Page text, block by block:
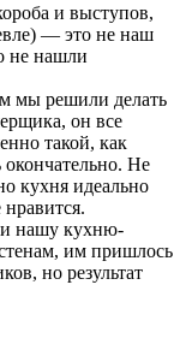
и выступов,
— это не наш
не нашли
мы решили делать
он все
такой, как
окончательно. Не
кухня идеально
нашу кухню-
им пришлось
но результат